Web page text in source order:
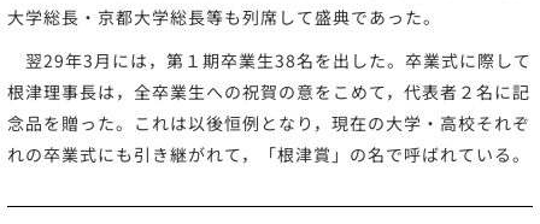
大学総長・京都大学総長等も列席して盛典であった。
翌29年3月には，第１期卒業生38名を出した。卒業式に際して
根津理事長は，全卒業生への祝賀の意をこめて，代表者２名に記
念品を贈った。これは以後恒例となり，現在の大学・高校それぞ
れの卒業式にも引き継がれて，「根津賞」の名で呼ばれている。